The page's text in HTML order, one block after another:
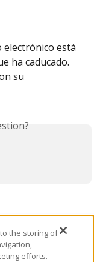
electrónico está
ha caducado.
su
to the storing of
efforts.